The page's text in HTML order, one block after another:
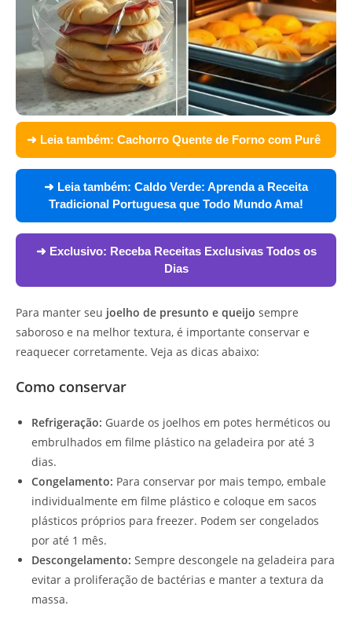
➜ Leia também: Cachorro Quente de Forno com Purê
➜ Leia também: Caldo Verde: Aprenda a Receita
Tradicional Portuguesa que Todo Mundo Ama!
➜ Exclusivo: Receba Receitas Exclusivas Todos os
Dias
Para manter seu joelho de presunto e queijo sempre
saboroso e na melhor textura, é importante conservar e
reaquecer corretamente. Veja as dicas abaixo:
Como conservar
Refrigeração: Guarde os joelhos em potes herméticos ou
embrulhados em filme plástico na geladeira por até 3
dias.
Congelamento: Para conservar por mais tempo, embale
individualmente em filme plástico e coloque em sacos
plásticos próprios para freezer. Podem ser congelados
por até 1 mês.
Descongelamento: Sempre descongele na geladeira para
evitar a proliferação de bactérias e manter a textura da
massa.